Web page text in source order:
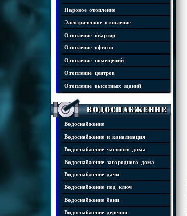
Паровое отопление
Электрическое отопление
Отопление квартир
Отопление офисов
Отопление помещений
Отопление центров
Отопление высотных зданий
Водоснабжение
Водоснабжение
Водоснабжение и канализация
Водоснабжение частного дома
Водоснабжение загородного дома
Водоснабжение дачи
Водоснабжение под ключ
Водоснабжение бани
Водоснабжение деревня